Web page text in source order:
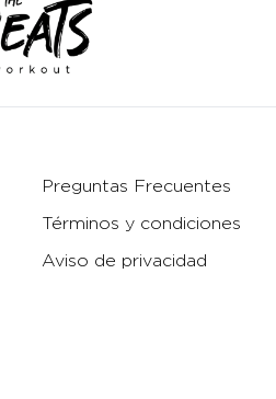
Preguntas Frecuentes
Términos y condiciones
Aviso de privacidad